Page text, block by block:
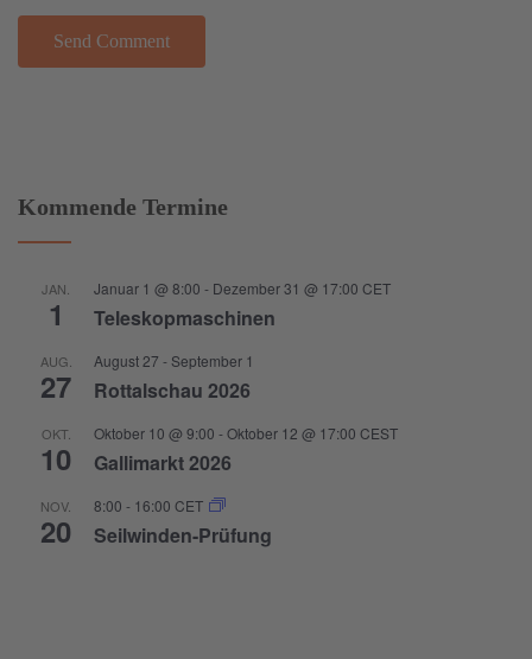
Kommende Termine
JAN.
1
Januar 1 @ 8:00 - Dezember 31 @ 17:00 CET
Teleskopmaschinen
AUG.
27
August 27 -September 1
Rottalschau 2026
OKT.
10
Oktober 10 @ 9:00 -Oktober 12 @ 17:00 CEST
Gallimarkt 2026
NOV.
20
8:00 - 16:00 CET
Seilwinden-Prüfung